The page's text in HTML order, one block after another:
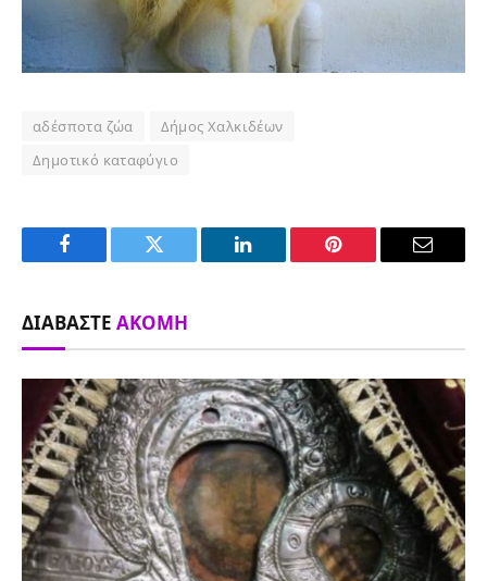
αδέσποτα ζώα
Δήμος Χαλκιδέων
Δημοτικό καταφύγιο
Facebook Twitter LinkedIn Pinterest Email
ΔΙΑΒΆΣΤΕ ΑΚΌΜΗ